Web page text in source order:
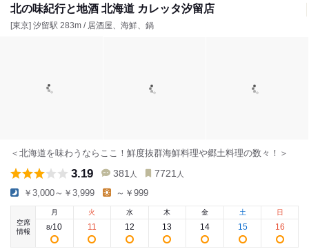
北の味紀行と地酒 北海道 カレッタ汐留店
[東京] 汐留駅 283m / 居酒屋、海鮮、鍋
＜北海道を味わうならここ！鮮度抜群海鮮料理や郷土料理の数々！＞
3.19 381 人 7721 人
￥3,000～￥3,999 ～￥999
空席
情報
月
8/10
火
11
水
12
木
13
金
14
土
15
日
16